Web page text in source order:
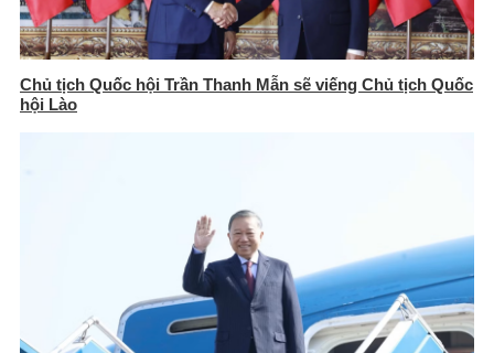
Chủ tịch Quốc hội Trần Thanh Mẫn sẽ viếng Chủ tịch Quốc
hội Lào